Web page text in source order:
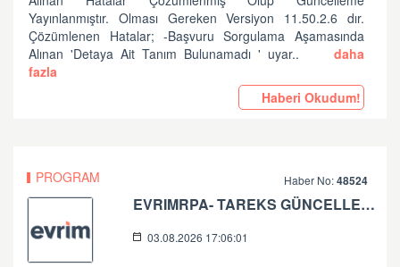
Yayınlanmıştır. Olması Gereken Versiyon 11.50.2.6 dır.
Çözümlenen Hatalar; -Başvuru Sorgulama Aşamasında
Alınan 'Detaya Ait Tanım Bulunamadı ' uyar..
daha
fazla
Haberi Okudum!
PROGRAM Haber No:48524
EVRIMRPA- TAREKS GÜNCELLEMESI HAKKINDA (V: 11.50.2.2)
03.08.2026 17:06:01